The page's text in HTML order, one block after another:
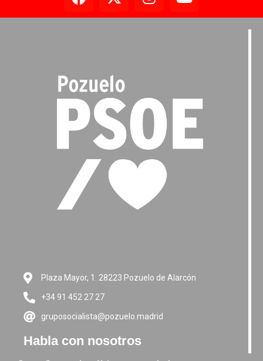
Plaza Mayor, 1. 28223 Pozuelo de Alarcón
+34 91 452 27 27
gruposocialista@pozuelo.madrid
Habla con nosotros